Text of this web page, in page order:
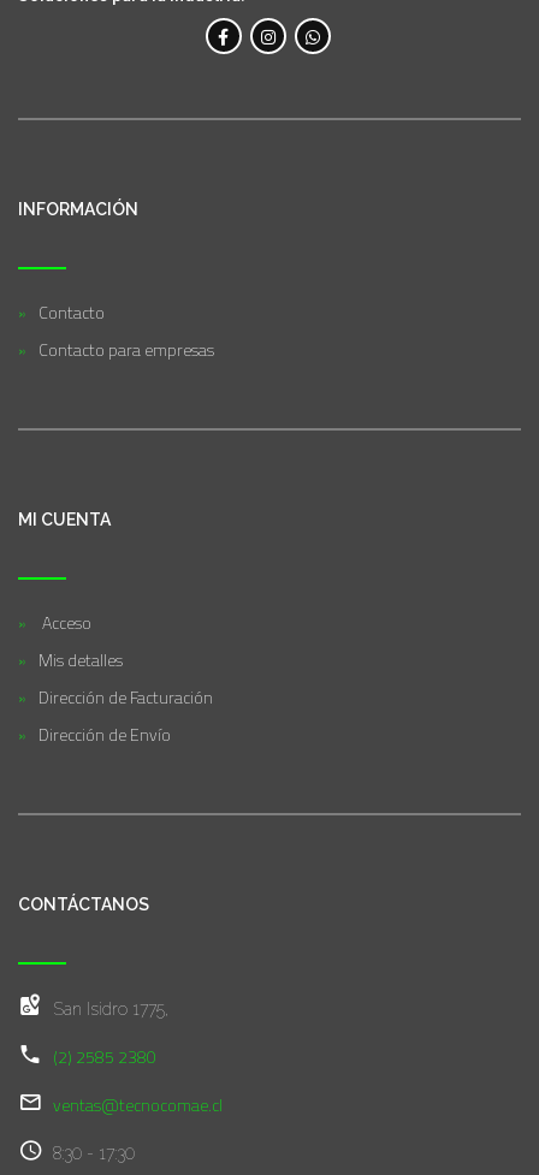
INFORMACIÓN
Contacto
Contacto para empresas
MI CUENTA
Acceso
Mis detalles
Dirección de Facturación
Dirección de Envío
CONTÁCTANOS
San Isidro 1775,
(2) 2585 2380
ventas@tecnocomae.cl
8:30 - 17:30